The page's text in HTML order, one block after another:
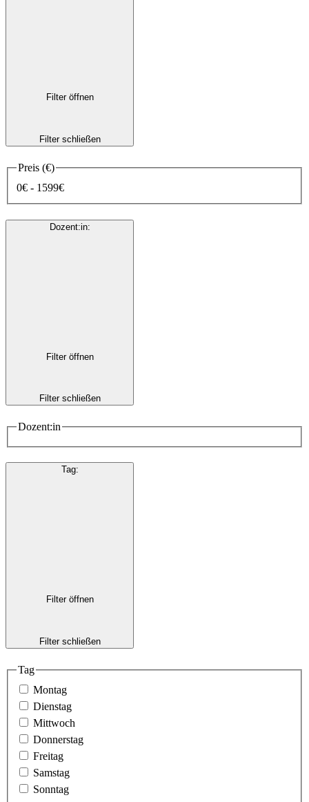
Filter öffnen
Filter schließen
Preis (€)
0€ - 1599€
Dozent:in:
Filter öffnen
Filter schließen
Dozent:in
Tag:
Filter öffnen
Filter schließen
Tag
Montag
Dienstag
Mittwoch
Donnerstag
Freitag
Samstag
Sonntag